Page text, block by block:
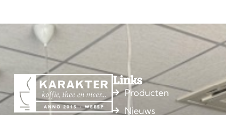
Links
Producten
Nieuws